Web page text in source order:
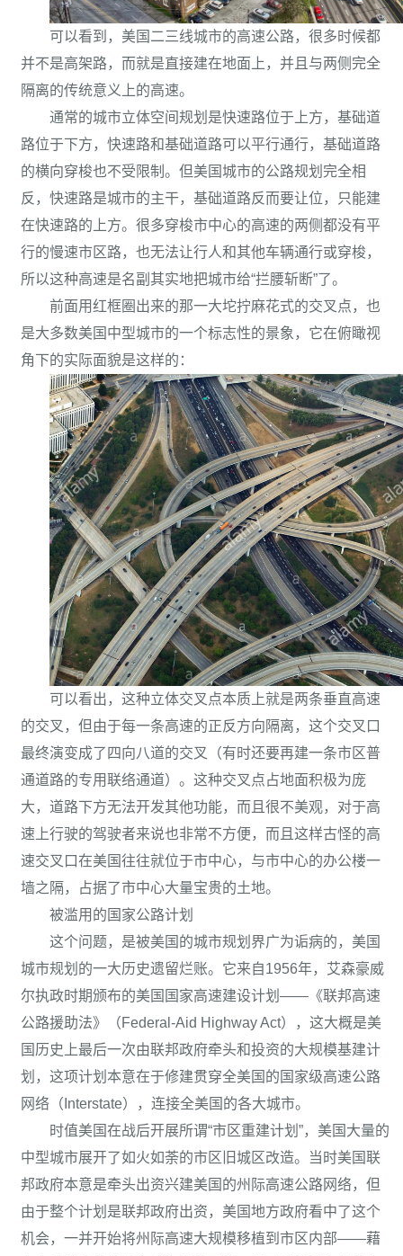
可以看到，美国二三线城市的高速公路，很多时候都
并不是高架路，而就是直接建在地面上，并且与两侧完全
隔离的传统意义上的高速。
通常的城市立体空间规划是快速路位于上方，基础道
路位于下方，快速路和基础道路可以平行通行，基础道路
的横向穿梭也不受限制。但美国城市的公路规划完全相
反，快速路是城市的主干，基础道路反而要让位，只能建
在快速路的上方。很多穿梭市中心的高速的两侧都没有平
行的慢速市区路，也无法让行人和其他车辆通行或穿梭，
所以这种高速是名副其实地把城市给“拦腰斩断”了。
前面用红框圈出来的那一大坨拧麻花式的交叉点，也
是大多数美国中型城市的一个标志性的景象，它在俯瞰视
角下的实际面貌是这样的：
可以看出，这种立体交叉点本质上就是两条垂直高速
的交叉，但由于每一条高速的正反方向隔离，这个交叉口
最终演变成了四向八道的交叉（有时还要再建一条市区普
通道路的专用联络通道）。这种交叉点占地面积极为庞
大，道路下方无法开发其他功能，而且很不美观，对于高
速上行驶的驾驶者来说也非常不方便，而且这样古怪的高
速交叉口在美国往往就位于市中心，与市中心的办公楼一
墙之隔，占据了市中心大量宝贵的土地。
被滥用的国家公路计划
这个问题，是被美国的城市规划界广为诟病的，美国
城市规划的一大历史遗留烂账。它来自1956年，艾森豪威
尔执政时期颁布的美国国家高速建设计划——《联邦高速
公路援助法》（Federal-Aid Highway Act），这大概是美
国历史上最后一次由联邦政府牵头和投资的大规模基建计
划，这项计划本意在于修建贯穿全美国的国家级高速公路
网络（Interstate），连接全美国的各大城市。
时值美国在战后开展所谓“市区重建计划”，美国大量的
中型城市展开了如火如荼的市区旧城区改造。当时美国联
邦政府本意是牵头出资兴建美国的州际高速公路网络，但
由于整个计划是联邦政府出资，美国地方政府看中了这个
机会，一并开始将州际高速大规模移植到市区内部——藉